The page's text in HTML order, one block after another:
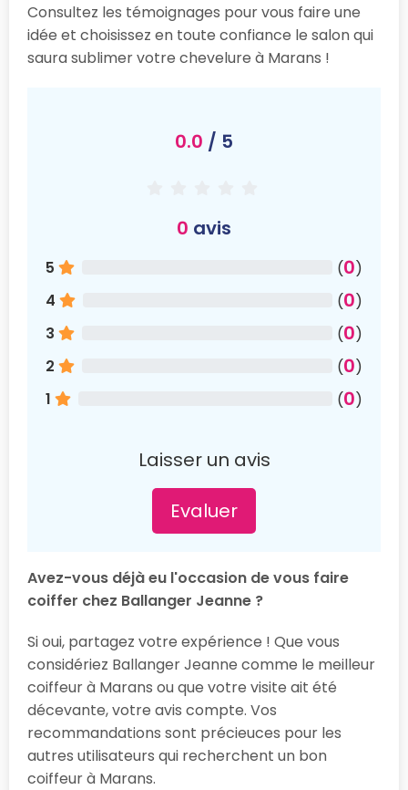
Consultez les témoignages pour vous faire une
idée et choisissez en toute confiance le salon qui
saura sublimer votre chevelure à Marans !
0.0 / 5
0 avis
5 (0)
4
(0)
3
(0)
2
(0)
1
(0)
Laisser un avis
Evaluer
Avez-vous déjà eu l'occasion de vous faire
coiffer chez Ballanger Jeanne ?
Si oui, partagez votre expérience ! Que vous
considériez Ballanger Jeanne comme le meilleur
coiffeur à Marans ou que votre visite ait été
décevante, votre avis compte. Vos
recommandations sont précieuces pour les
autres utilisateurs qui recherchent un bon
coiffeur à Marans.